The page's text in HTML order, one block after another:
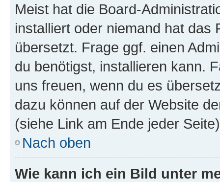
Meist hat die Board-
installiert oder niemand hat das
übersetzt. Frage ggf. einen
du benötigst, installieren kann.
uns freuen, wenn du es
dazu können auf der Website
(siehe Link am Ende jeder
Nach oben
Wie kann ich ein Bild unter